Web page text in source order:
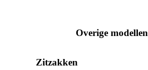
Overige modellen
Zitzakken